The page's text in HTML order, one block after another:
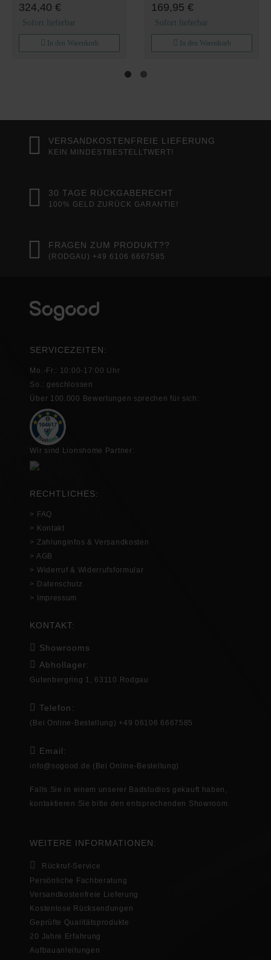
324,40 €
Sofort lieferbar
In den Warenkorb
Wandabstand Schiebetür
mit ESG-Sicherheitsglas
Milchglas-Streifen Amalfi
169,95 €
Sofort lieferbar
In den Warenkorb
VERSANDKOSTENFREIE LIEFERUNG
KEIN MINDESTBESTELLTWERT!
30 TAGE RÜCKGABERECHT
100% GELD ZURÜCK GARANTIE!
FRAGEN ZUM PRODUKT??
(RODGAU) +49 6106 6667585
SERVICEZEITEN:
Mo.-Fr.: 10:00-17:00 Uhr
So.: geschlossen
Über 100.000 Bewertungen sprechen für sich:
Wir sind Lionshome Partner:
RECHTLICHES:
> FAQ
> Kontakt
> Zahlunginfos & Versandkosten
> AGB
> Widerruf & Widerrufsformular
> Datenschutz
> Impressum
KONTAKT:
Showrooms
Abhollager:
Gutenbergring 1, 63110 Rodgau
Telefon:
(Bei Online-Bestellung) +49 06106 6667585
Email:
info@sogood.de (Bei Online-Bestellung)
Falls Sie in einem unserer Badstudios gekauft haben,
kontaktieren Sie bitte den entsprechenden Showroom
WEITERE INFORMATIONEN:
Rückruf-Service
Persönliche Fachberatung
Versandkostenfreie Lieferung
Kostenlose Rücksendungen
Geprüfte Qualitätsprodukte
20 Jahre Erfahrung
Aufbauanleitungen